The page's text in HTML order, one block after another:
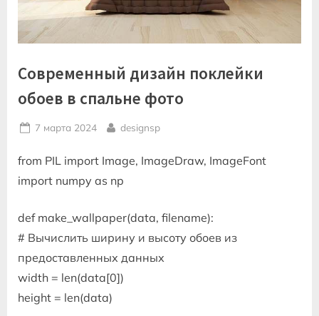
Современный дизайн поклейки
обоев в спальне фото
Posted
7 марта 2024 By
designsp
from PIL import Image, ImageDraw, ImageFont
import numpy as np
def make_wallpaper(data, filename):
# Вычислить ширину и высоту обоев из
предоставленных данных
width = len(data[0])
height = len(data)